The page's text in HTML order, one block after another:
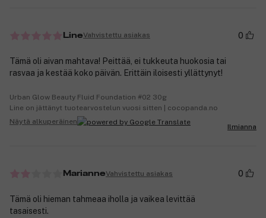
LineVahvistettu asiakas 0
Tämä oli aivan mahtava! Peittää, ei tukkeuta huokosia tai
rasvaa ja kestää koko päivän. Erittäin iloisesti yllättynyt!
Urban Glow Beauty Fluid Foundation #02 30g
Line on jättänyt tuotearvostelun vuosi sitten | cocopanda.no
Näytä alkuperäinen
Ilmianna
MarianneVahvistettu asiakas 0
Tämä oli hieman tahmeaa iholla ja vaikea levittää
tasaisesti.